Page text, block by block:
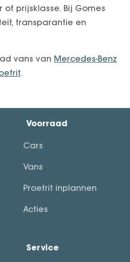
prijsklasse. Bij Gomes
transparantie en
vans van Mercedes-Benz
.
Voorraad
Cars
Vans
Proefrit inplannen
Acties
Service